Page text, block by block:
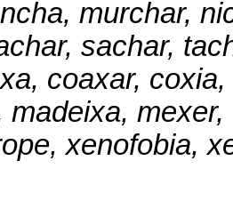
murchar,
sachar,
coaxar,
madeixa,
xenofobia,